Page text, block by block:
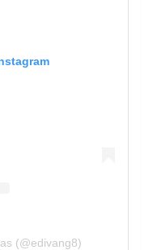
(@edivang8)